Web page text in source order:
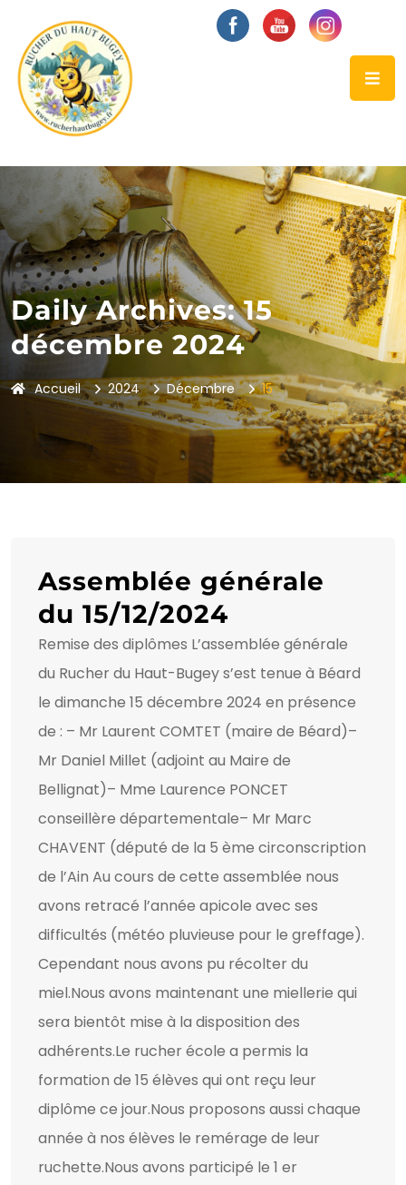
Daily Archives: 15
décembre 2024
Accueil 2024 Décembre 15
Assemblée générale
du 15/12/2024
Remise des diplômes L’assemblée générale
du Rucher du Haut-Bugey s’est tenue à Béard
le dimanche 15 décembre 2024 en présence
de : – Mr Laurent COMTET (maire de Béard)–
Mr Daniel Millet (adjoint au Maire de
Bellignat)– Mme Laurence PONCET
conseillère départementale– Mr Marc
CHAVENT (député de la 5 ème circonscription
de l’Ain Au cours de cette assemblée nous
avons retracé l’année apicole avec ses
difficultés (météo pluvieuse pour le greffage).
Cependant nous avons pu récolter du
miel.Nous avons maintenant une miellerie qui
sera bientôt mise à la disposition des
adhérents.Le rucher école a permis la
formation de 15 élèves qui ont reçu leur
diplôme ce jour.Nous proposons aussi chaque
année à nos élèves le remérage de leur
ruchette.Nous avons participé le 1 er